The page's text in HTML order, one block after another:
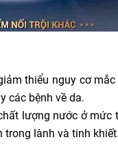
thiểu nguy cơ
các bệnh về da.
lượng nước ở
trong lành và tinh khiết.